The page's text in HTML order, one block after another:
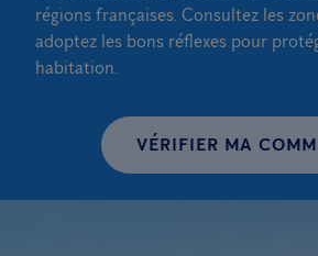
régions françaises. Consultez les
adoptez les bons réflexes pour
habitation.
VÉRIFIER MA